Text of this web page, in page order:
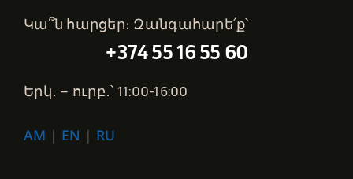
Կա՞ն հարցեր։ Զանգահարե՛ք՝
+374 55 16 55 60
Երկ․ – ուրբ․՝ 11:00-16:00
AM | EN | RU